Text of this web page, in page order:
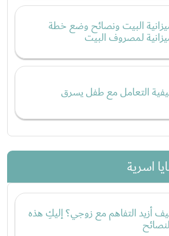
البيت ونصائح وضع خطة
لمصروف البيت
التعامل مع طفل يسرق
اسرية
أزيد التفاهم مع زوجي؟ إليكِ هذه